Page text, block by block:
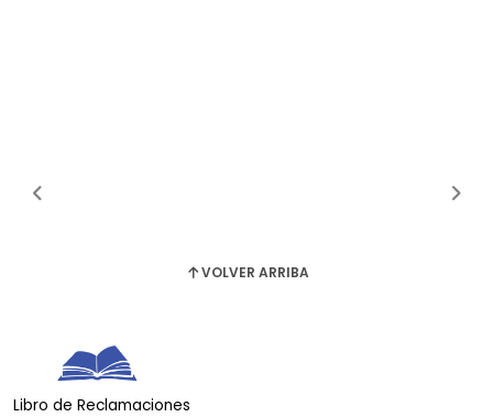
VOLVER ARRIBA
Libro de Reclamaciones